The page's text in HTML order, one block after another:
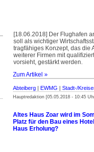
[18.06.2018] Der Flughafen
soll als wichtiger
tragfähiges Konzept, das die
weiterer Firmen mit
vorsieht, gestärkt werden.
Zum Artikel »
Abteiberg | EWMG | Stadt-/
Hauptredaktion [05.05.2018 - 10:45
Altes Haus Zoar wird im
Platz für den Bau eines
Haus Erholung?